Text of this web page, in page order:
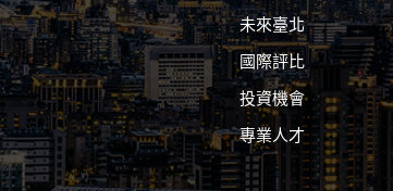
未來臺北
國際評比
投資機會
專業人才